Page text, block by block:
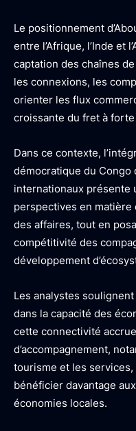
Le positionnement
entre l’Afrique, l’Inde et
captation des chaînes
les connexions, les
orienter les flux
croissante du fret à
Dans ce contexte,
démocratique du Congo
internationaux présente
perspectives en matière
des affaires, tout en
compétitivité des
développement
Les analystes
dans la capacité des
cette connectivité
d’accompagnement,
tourisme et les services,
bénéficier davantage
économies locales.